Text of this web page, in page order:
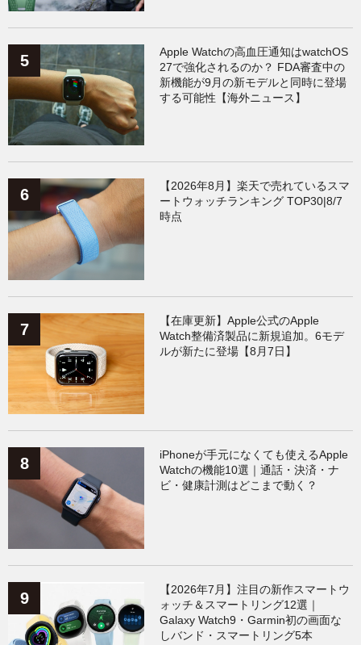
Apple Watchの高血圧通知はwatchOS
27で強化されるのか？ FDA審査中の
新機能が9月の新モデルと同時に登場
する可能性【海外ニュース】
【2026年8月】楽天で売れているスマ
ートウォッチランキング TOP30|8/7
時点
【在庫更新】Apple公式のApple
Watch整備済製品に新規追加。6モデ
ルが新たに登場【8月7日】
iPhoneが手元になくても使えるApple
Watchの機能10選｜通話・決済・ナ
ビ・健康計測はどこまで動く？
【2026年7月】注目の新作スマートウ
ォッチ＆スマートリング12選｜
Galaxy Watch9・Garmin初の画面な
しバンド・スマートリング5本